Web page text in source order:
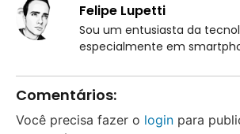
Felipe Lupetti
Sou um entusiasta da
especialmente em
Comentários:
Você precisa fazer o login para